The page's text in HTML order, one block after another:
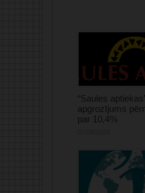
“Saules
apgrozījums
par 10,4%